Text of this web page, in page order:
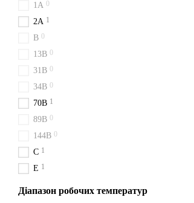
1A 0
2A 1
B 0
13B 0
31B 0
34B 0
70B 1
89B 0
144B 0
C 1
E 1
Діапазон робочих температур